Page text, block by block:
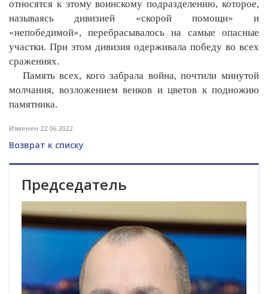
относятся к этому воинскому подразделению, которое,
называясь дивизией «скорой помощи» и
«непобедимой», перебрасывалось на самые опасные
участки. При этом дивизия одерживала победу во всех
сражениях.
Память всех, кого забрала война, почтили минутой
молчания, возложением венков и цветов к подножию
памятника.
Изменен 22.06.2022
Возврат к списку
Председатель